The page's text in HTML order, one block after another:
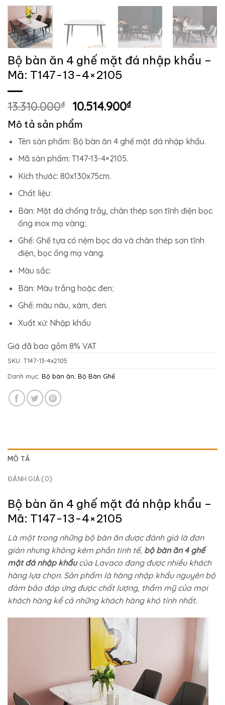
Bộ bàn ăn 4 ghế mặt đá nhập khẩu –
Mã: T147-13-4×2105
13.310.000₫
Giá
gốc
là:
13.310.000₫.
10.514.900₫Giá
là:
Mô tả sản phẩm
Tên sản phẩm: Bộ bàn ăn 4 ghế mặt đá nhập khẩu.
Mã sản phẩm: T147-13-4×2105.
Kích thước: 80x130x75cm.
Chất liệu:
Bàn: Mặt đá chống trầy, chân thép sơn tĩnh điện bọc
ống inox mạ vàng;
Ghế: Ghế tựa có nệm bọc da và chân thép sơn tĩnh
điện, bọc ống mạ vàng.
Màu sắc:
Bàn: Màu trắng hoặc đen;
Ghế: màu nâu, xám, đen.
Xuất xứ: Nhập khẩu
Giá đã bao gồm 8% VAT
SKU: T147-13-4x2105
Danh mục: Bộ bàn ăn Bộ Bàn Ghế
MÔ TẢ
ĐÁNH GIÁ (0)
Bộ bàn ăn 4 ghế mặt đá nhập khẩu –
Mã: T147-13-4×2105
Là một trong những bộ bàn ăn được đánh giá là đơn
giản nhưng không kém phần tinh tế, bộ bàn ăn 4 ghế
mặt đá nhập khẩucủa Lavaco đang được nhiều khách
hàng lựa chọn. Sản phẩm là hàng nhập khẩu nguyên bộ
đảm bảo đáp ứng được chất lượng, thẩm mỹ của mọi
khách hàng kể cả những khách hàng khó tính nhất.